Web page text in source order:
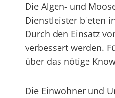
Die Algen- und
Dienstleister bieten
Durch den Einsatz
verbessert werden.
über das nötige
Die Einwohner und